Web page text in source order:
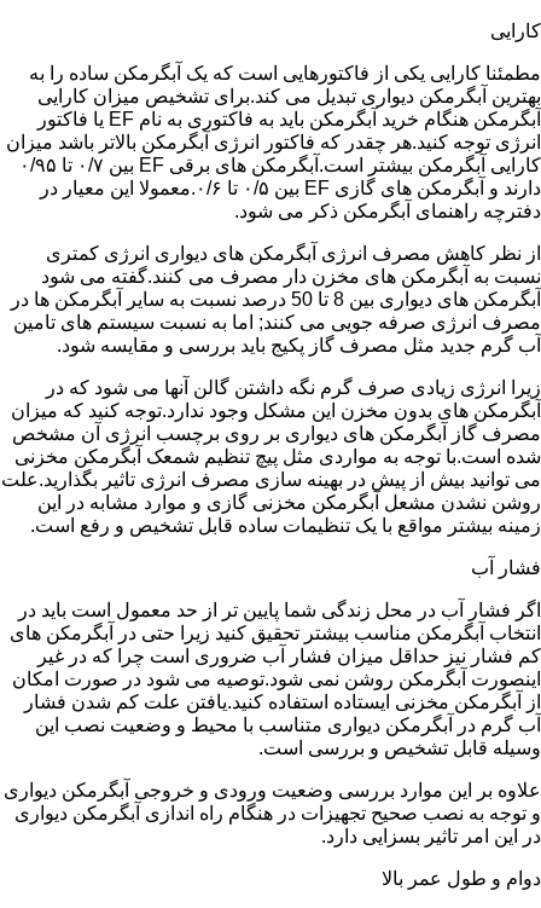
کارایی
مطمئنا کارایی یکی از فاکتورهایی است که یک آبگرمکن ساده را به
بهترین آبگرمکن دیواری تبدیل می کند.برای تشخیص میزان کارایی
آبگرمکن هنگام خرید آبگرمکن باید به فاکتوری به نام EF یا فاکتور
انرژی توجه کنید.هر چقدر که فاکتور انرژی آبگرمکن بالاتر باشد میزان
کارایی آبگرمکن بیشتر است.آبگرمکن های برقی EF بین ۰/۷ تا ۰/۹۵
دارند و آبگرمکن های گازی EF بین ۰/۵ تا ۰/۶.معمولا این معیار در
دفترچه راهنمای آبگرمکن ذکر می شود.
از نظر کاهش مصرف انرژی آبگرمکن های دیواری انرژی کمتری
نسبت به آبگرمکن های مخزن دار مصرف می کنند.گفته می شود
آبگرمکن های دیواری بین 8 تا 50 درصد نسبت به سایر آبگرمکن ها در
مصرف انرژی صرفه جویی می کنند; اما به نسبت سیستم های تامین
آب گرم جدید مثل مصرف گاز پکیج باید بررسی و مقایسه شود.
زیرا انرژی زیادی صرف گرم نگه داشتن گالن آنها می شود که در
آبگرمکن های بدون مخزن این مشکل وجود ندارد.توجه کنید که میزان
مصرف گاز آبگرمکن های دیواری بر روی برچسب انرژی آن مشخص
شده است.با توجه به مواردی مثل پیچ تنظیم شمعک آبگرمکن مخزنی
می توانید بیش از پیش در بهینه سازی مصرف انرژی تاثیر بگذارید.علت
روشن نشدن مشعل آبگرمکن مخزنی گازی و موارد مشابه در این
زمینه بیشتر مواقع با یک تنظیمات ساده قابل تشخیص و رفع است.
فشار آب
اگر فشار آب در محل زندگی شما پایین تر از حد معمول است باید در
انتخاب آبگرمکن مناسب بیشتر تحقیق کنید زیرا حتی در آبگرمکن های
کم فشار نیز حداقل میزان فشار آب ضروری است چرا که در غیر
اینصورت آبگرمکن روشن نمی شود.توصیه می شود در صورت امکان
از آبگرمکن مخزنی ایستاده استفاده کنید.یافتن علت کم شدن فشار
آب گرم در آبگرمکن دیواری متناسب با محیط و وضعیت نصب این
وسیله قابل تشخیص و بررسی است.
علاوه بر این موارد بررسی وضعیت ورودی و خروجی آبگرمکن دیواری
و توجه به نصب صحیح تجهیزات در هنگام راه اندازی آبگرمکن دیواری
در این امر تاثیر بسزایی دارد.
دوام و طول عمر بالا